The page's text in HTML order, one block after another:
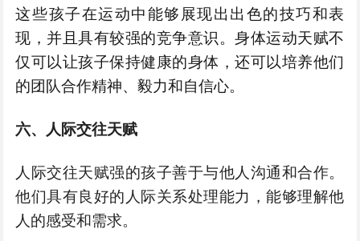
这些孩子在运动中能够展现出出色的技巧和表
现，并且具有较强的竞争意识。身体运动天赋不
仅可以让孩子保持健康的身体，还可以培养他们
的团队合作精神、毅力和自信心。
六、人际交往天赋
人际交往天赋强的孩子善于与他人沟通和合作。
他们具有良好的人际关系处理能力，能够理解他
人的感受和需求。